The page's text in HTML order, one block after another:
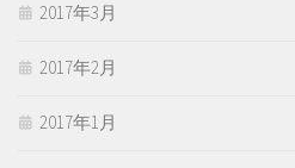
2017年3月
2017年2月
2017年1月